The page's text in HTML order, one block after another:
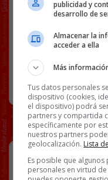
PSOE TWITTER
publicidad y
desarrollo de
Almacenar la
acceder a ella
Más
Tus datos personales
dispositivo (cookies,
el dispositivo) podrá
partners y compartida
específicamente por
nuestros partners
geolocalización. Lista
Es posible que
personales en virtud